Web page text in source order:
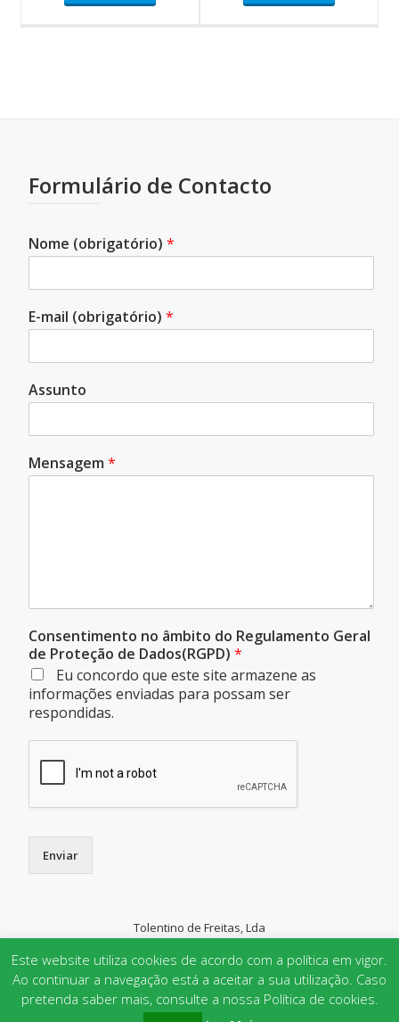
Formulário de Contacto
Nome (obrigatório) *
E-mail (obrigatório) *
Assunto
Mensagem *
Consentimento no âmbito do Regulamento Geral
de Proteção de Dados(RGPD) *
Eu concordo que este site armazene as
informações enviadas para possam ser
respondidas.
Enviar
Tolentino de Freitas, Lda
MENU
Parallax Onepowered byWordPress
Este website utiliza cookies de acordo com a política em vigor.
Ao continuar a navegação está a aceitar a sua utilização. Caso
pretenda saber mais, consulte a nossa Política de cookies.